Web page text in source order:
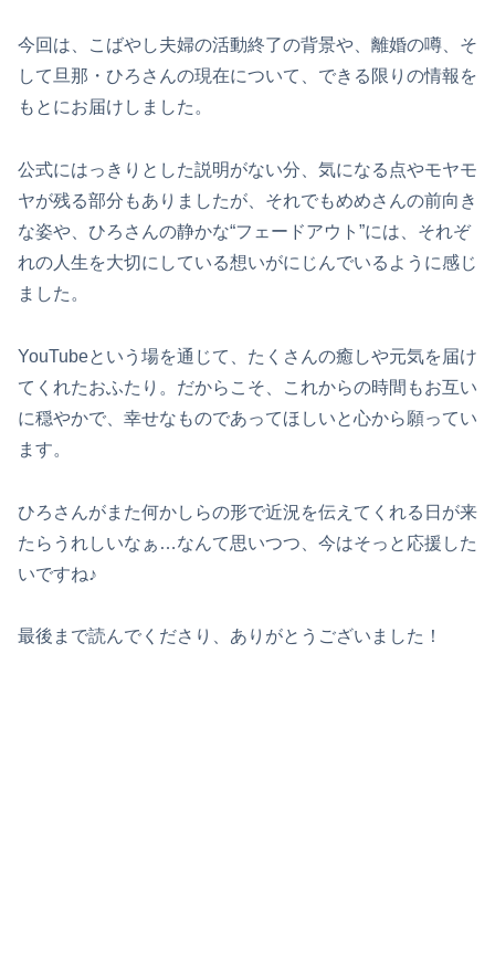
今回は、こばやし夫婦の活動終了の背景や、離婚の噂、そ
して旦那・ひろさんの現在について、できる限りの情報を
もとにお届けしました。
公式にはっきりとした説明がない分、気になる点やモヤモ
ヤが残る部分もありましたが、それでもめめさんの前向き
な姿や、ひろさんの静かな“フェードアウト”には、それぞ
れの人生を大切にしている想いがにじんでいるように感じ
ました。
YouTubeという場を通じて、たくさんの癒しや元気を届け
てくれたおふたり。だからこそ、これからの時間もお互い
に穏やかで、幸せなものであってほしいと心から願ってい
ます。
ひろさんがまた何かしらの形で近況を伝えてくれる日が来
たらうれしいなぁ…なんて思いつつ、今はそっと応援した
いですね♪
最後まで読んでくださり、ありがとうございました！